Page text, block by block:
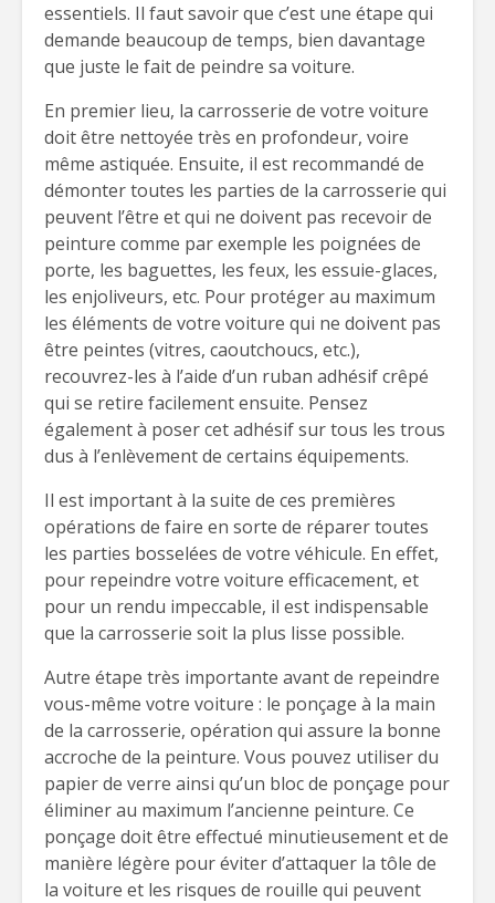
essentiels. Il faut savoir que c’est une étape qui
demande beaucoup de temps, bien davantage
que juste le fait de peindre sa voiture.
En premier lieu, la carrosserie de votre voiture
doit être nettoyée très en profondeur, voire
même astiquée. Ensuite, il est recommandé de
démonter toutes les parties de la carrosserie qui
peuvent l’être et qui ne doivent pas recevoir de
peinture comme par exemple les poignées de
porte, les baguettes, les feux, les essuie-glaces,
les enjoliveurs, etc. Pour protéger au maximum
les éléments de votre voiture qui ne doivent pas
être peintes (vitres, caoutchoucs, etc.),
recouvrez-les à l’aide d’un ruban adhésif crêpé
qui se retire facilement ensuite. Pensez
également à poser cet adhésif sur tous les trous
dus à l’enlèvement de certains équipements.
Il est important à la suite de ces premières
opérations de faire en sorte de réparer toutes
les parties bosselées de votre véhicule. En effet,
pour repeindre votre voiture efficacement, et
pour un rendu impeccable, il est indispensable
que la carrosserie soit la plus lisse possible.
Autre étape très importante avant de repeindre
vous-même votre voiture : le ponçage à la main
de la carrosserie, opération qui assure la bonne
accroche de la peinture. Vous pouvez utiliser du
papier de verre ainsi qu’un bloc de ponçage pour
éliminer au maximum l’ancienne peinture. Ce
ponçage doit être effectué minutieusement et de
manière légère pour éviter d’attaquer la tôle de
la voiture et les risques de rouille qui peuvent